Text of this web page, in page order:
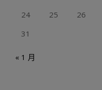
24
25 26
31
« 1 月